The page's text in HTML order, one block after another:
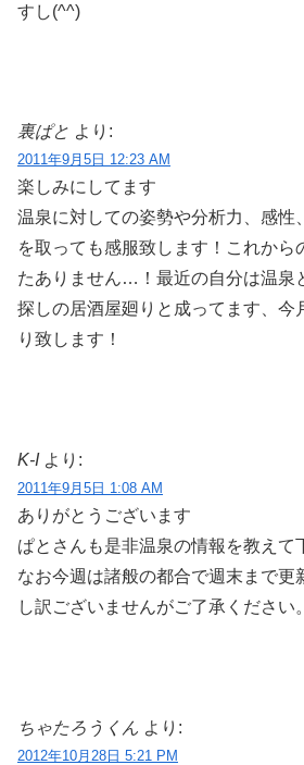
すし(^^)
裏ぱと より:
2011年9月5日 12:23 AM
楽しみにしてます
温泉に対しての姿勢や分析力、感性
を取っても感服致します！これから
たありません…！最近の自分は温泉
探しの居酒屋廻りと成ってます、今
り致します！
K-I より:
2011年9月5日 1:08 AM
ありがとうございます
ぱとさんも是非温泉の情報を教えて
なお今週は諸般の都合で週末まで更
し訳ございませんがご了承ください。
ちゃたろうくん より:
2012年10月28日 5:21 PM